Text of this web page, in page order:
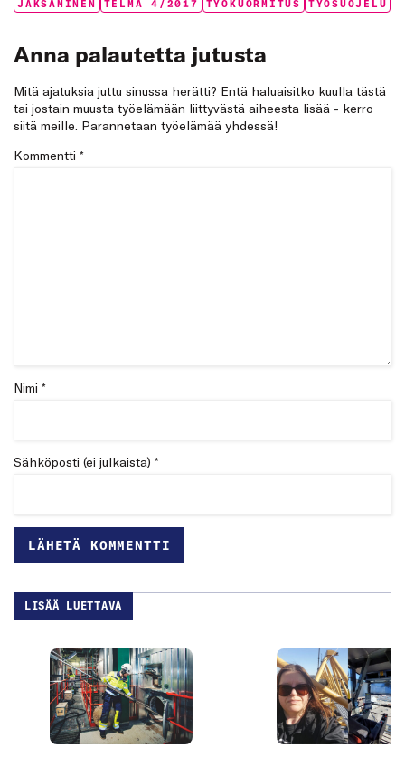
Tags:
JAKSAMINEN TELMA 4/2017 TYÖKUORMITUS TYÖSUOJELU
Anna palautetta jutusta
Mitä ajatuksia juttu sinussa herätti? Entä haluaisitko kuulla tästä
tai jostain muusta työelämään liittyvästä aiheesta lisää - kerro
siitä meille. Parannetaan työelämää yhdessä!
Kommentti *
Nimi *
Sähköposti (ei julkaista) *
LISÄÄ LUETTAVA